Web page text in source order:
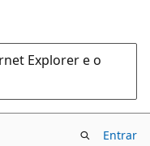
Explorer e o
Entrar